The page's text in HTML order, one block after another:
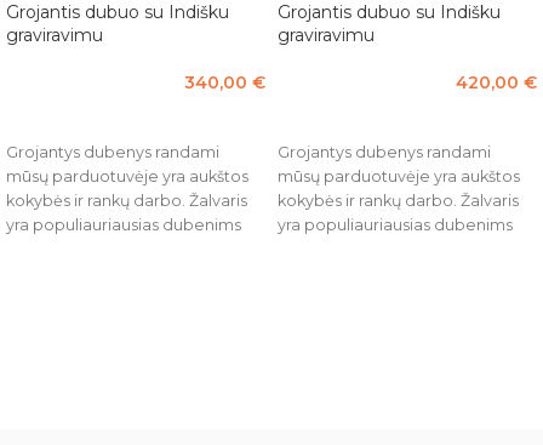
Grojantis dubuo su Indišku
graviravimu
340,00 €
Grojantys dubenys randami
mūsų parduotuvėje yra aukštos
kokybės ir rankų darbo. Žalvaris
yra populiauriausias dubenims
Grojantis dubuo su Indišku
graviravimu
420,00 €
Grojantys dubenys randami
mūsų parduotuvėje yra aukštos
kokybės ir rankų darbo. Žalvaris
yra populiauriausias dubenims